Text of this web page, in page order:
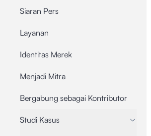
Siaran Pers
Layanan
Identitas Merek
Menjadi Mitra
Bergabung sebagai Kontributor
Studi Kasus